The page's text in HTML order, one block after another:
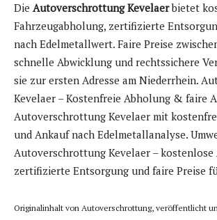
Die Autoverschrottung Kevelaerbietet
Fahrzeugabholung, zertifizierte
nach Edelmetallwert. Faire Preise
schnelle Abwicklung und rechtssichere
sie zur ersten Adresse am Niederrhein.
Kevelaer – Kostenfreie Abholung & faire
Autoverschrottung Kevelaer mit
und Ankauf nach Edelmetallanalyse.
Autoverschrottung Kevelaer – kostenlose
zertifizierte Entsorgung und faire Preise
Originalinhalt von Autoverschrottung, veröffentlicht